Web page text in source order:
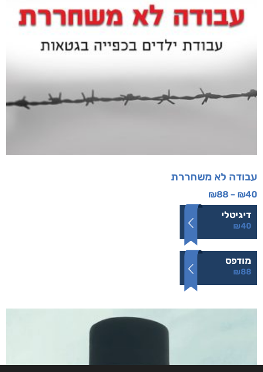
עבודה לא משחררת
₪40
–
₪88
דיגיטלי
₪40
מודפס
₪88